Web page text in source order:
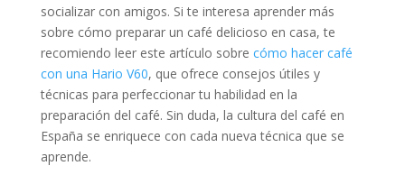
socializar con amigos. Si te interesa aprender más
sobre cómo preparar un café delicioso en casa, te
recomiendo leer este artículo sobre cómo hacer café
con una Hario V60, que ofrece consejos útiles y
técnicas para perfeccionar tu habilidad en la
preparación del café. Sin duda, la cultura del café en
España se enriquece con cada nueva técnica que se
aprende.